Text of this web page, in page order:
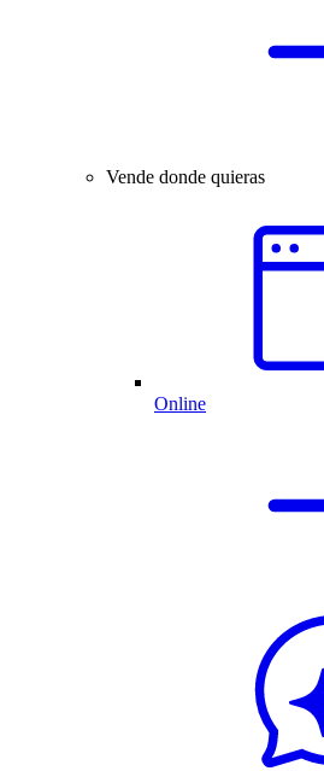
Vende donde quieras
Online